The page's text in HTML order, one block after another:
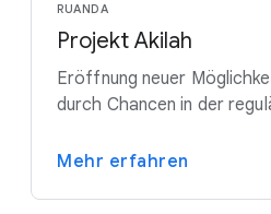
RUANDA
Projekt Akilah
Eröffnung neuer
durch Chancen in der
Mehr erfahren